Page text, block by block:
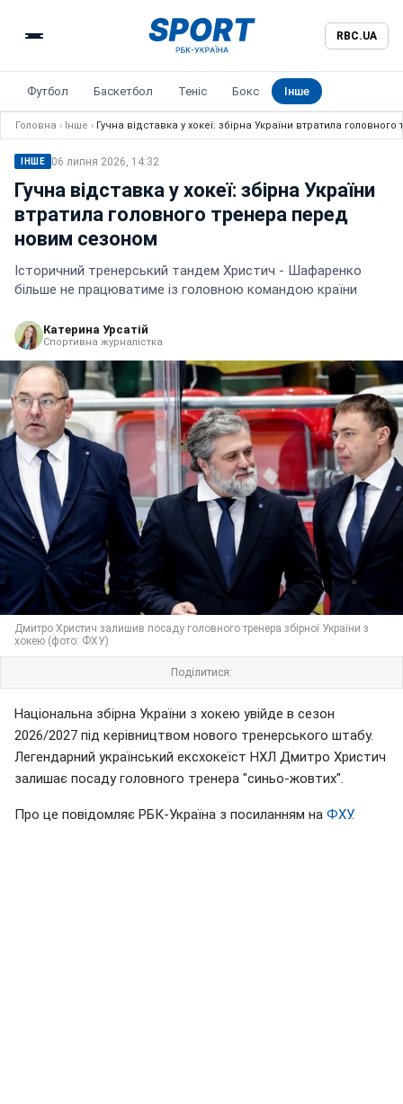
RBC.UA
Футбол Баскетбол Теніс Бокс Інше
Головна › Інше › Гучна відставка у хокеї: збірна України втратила
ІНШЕ 06 липня 2026, 14:32
Гучна відставка у хокеї: збірна України
втратила головного тренера перед
новим сезоном
Історичний тренерський тандем Христич - Шафаренко
більше не працюватиме із головною командою країни
Катерина Урсатій
Спортивна журналістка
Дмитро Христич залишив посаду головного тренера збірної України з
хокею (фото: ФХУ)
Поділитися:
Національна збірна України з хокею увійде в сезон
2026/2027 під керівництвом нового тренерського штабу.
Легендарний український ексхокеїст НХЛ Дмитро Христич
залишає посаду головного тренера "синьо-жовтих".
Про це повідомляє РБК-Україна з посиланням на ФХУ.